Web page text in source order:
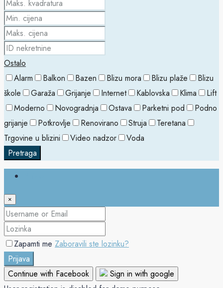
Ostalo
Alarm
Balkon Bazen Blizu mora Blizu plaže
Blizu
škole
Garaža Grijanje Internet Kablovska Klima
Lift
Moderno
Novogradnja Ostava Parketni pod
Podno
grijanje
Potkrovlje Renovirano Struja
Teretana
Trgovine u blizini
Video nadzor
Voda
Pretraga
×
Zapamti me Zaboravili ste lozinku?
Prijava
Continue with Facebook
Sign in with google